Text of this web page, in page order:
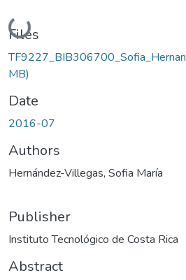
Loading...
Files
MB)
Date
2016-07
Authors
Hernández-Villegas, Sofia María
Publisher
Instituto Tecnológico de Costa Rica
Abstract